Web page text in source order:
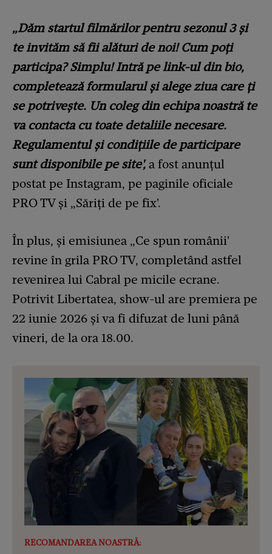
„Dăm startul filmărilor pentru sezonul 3 și
te invităm să fii alături de noi! Cum poți
participa? Simplu! Intră pe link-ul din bio,
completează formularul și alege ziua care ți
se potrivește. Un coleg din echipa noastră te
va contacta cu toate detaliile necesare.
Regulamentul și condițiile de participare
sunt disponibile pe site', a fost anunțul
postat pe Instagram, pe paginile oficiale
PRO TV și „Săriți de pe fix'.
În plus, și emisiunea „Ce spun românii'
revine în grila PRO TV, completând astfel
revenirea lui Cabral pe micile ecrane.
Potrivit Libertatea, show-ul are premiera pe
22 iunie 2026 și va fi difuzat de luni până
vineri, de la ora 18.00.
RECOMANDAREA NOASTRĂ: